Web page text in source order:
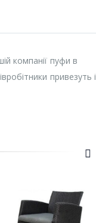
компанії пуфи в
привезуть і